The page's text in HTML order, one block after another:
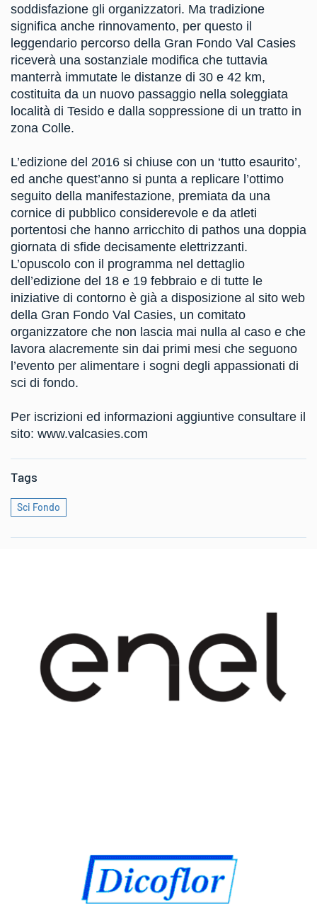
soddisfazione gli organizzatori. Ma tradizione
significa anche rinnovamento, per questo il
leggendario percorso della Gran Fondo Val Casies
riceverà una sostanziale modifica che tuttavia
manterrà immutate le distanze di 30 e 42 km,
costituita da un nuovo passaggio nella soleggiata
località di Tesido e dalla soppressione di un tratto in
zona Colle.
L’edizione del 2016 si chiuse con un ‘tutto esaurito’,
ed anche quest’anno si punta a replicare l’ottimo
seguito della manifestazione, premiata da una
cornice di pubblico considerevole e da atleti
portentosi che hanno arricchito di pathos una doppia
giornata di sfide decisamente elettrizzanti.
L’opuscolo con il programma nel dettaglio
dell’edizione del 18 e 19 febbraio e di tutte le
iniziative di contorno è già a disposizione al sito web
della Gran Fondo Val Casies, un comitato
organizzatore che non lascia mai nulla al caso e che
lavora alacremente sin dai primi mesi che seguono
l’evento per alimentare i sogni degli appassionati di
sci di fondo.
Per iscrizioni ed informazioni aggiuntive consultare il
sito: www.valcasies.com
Tags
Sci Fondo